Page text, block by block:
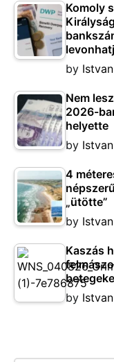
Komoly
by
Nem
2026-
helyette
by
4
„ütötte”
by
Kaszás
by